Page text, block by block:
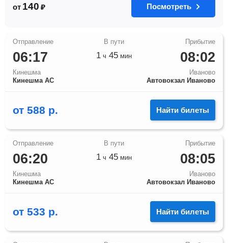
от 140 ₽ Посмотреть
06:17
Кинешма
Кинешма АС
08:02
Иваново
Автовокзал Иваново
1 ч 45 мин
от 588 р. Найти билеты
06:20
Кинешма
Кинешма АС
08:05
Иваново
Автовокзал Иваново
1 ч 45 мин
от 533 р. Найти билеты